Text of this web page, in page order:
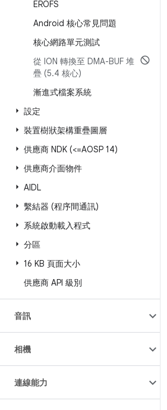
EROFS
Android 核心常見問題
核心網路單元測試
從 ION 轉換至 DMA-BUF 堆
疊 (5.4 核心)
漸進式檔案系統
設定
裝置樹狀架構重疊圖層
供應商 NDK (<=AOSP 14)
供應商介面物件
AIDL
繫結器 (程序間通訊)
系統啟動載入程式
分區
16 KB 頁面大小
供應商 API 級別
音訊
相機
連線能力